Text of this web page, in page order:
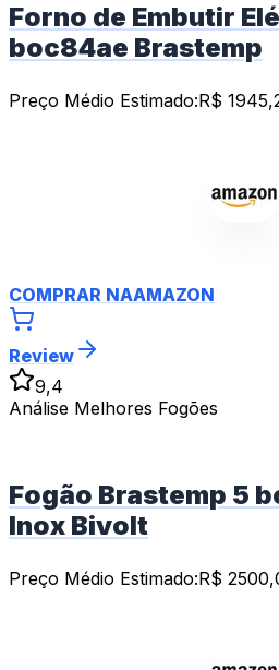
Forno de Embutir
boc84ae Brastemp
Preço Médio Estimado:R$
COMPRAR NAAMAZON
Review
9,4
Análise Melhores Fogões
Fogão Brastemp 5
Inox Bivolt
Preço Médio Estimado:R$